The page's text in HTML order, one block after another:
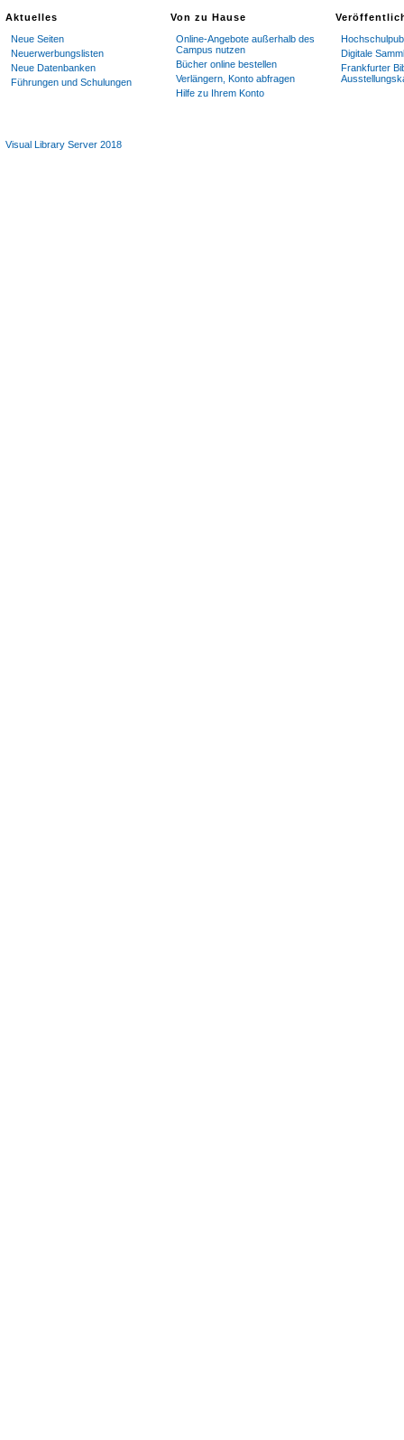
Aktuelles
Neue Seiten
Neuerwerbungslisten
Neue Datenbanken
Führungen und Schulungen
Von zu Hause
Online-Angebote außerhalb des
Campus nutzen
Bücher online bestellen
Verlängern, Konto abfragen
Hilfe zu Ihrem Konto
Digitale
Frankfurter
Visual Library Server 2018